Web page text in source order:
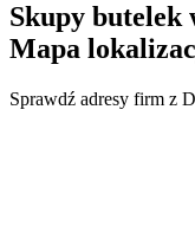
Skupy butelek
Mapa
Sprawdź adresy firm z